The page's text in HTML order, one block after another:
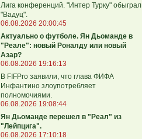
Лига конференций. "Интер Турку" обыграл
"Вадуц".
06.08.2026 20:00:45
Актуально о футболе. Ян Дьоманде в
"Реале": новый Роналду или новый
Азар?
06.08.2026 19:16:13
В FIFPro заявили, что глава ФИФА
Инфантино злоупотребляет
полномочиями.
06.08.2026 19:08:44
Ян Дьоманде перешел в "Реал" из
"Лейпцига".
06.08.2026 17:10:18